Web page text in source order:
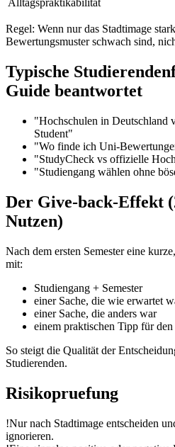
Alltagspraktikabilität
Regel: Wenn nur das Stadtimage
Bewertungsmuster schwach sind,
Typische
Guide beantwortet
"Hochschulen in Deutschland
Student"
"Wo finde ich Uni-
"StudyCheck vs offizielle
"Studiengang wählen ohne
Der Give-back-Effekt
Nutzen)
Nach dem ersten Semester eine
mit:
Studiengang + Semester
einer Sache, die wie erwartet
einer Sache, die anders war
einem praktischen Tipp für den
So steigt die Qualität der
Studierenden.
Risikopruefung
!Nur nach Stadtimage entscheiden
ignorieren.